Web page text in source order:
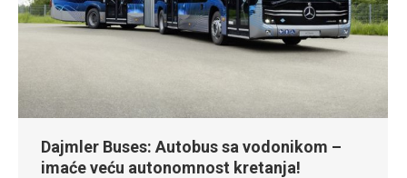
Dajmler Buses: Autobus sa vodonikom –
imaće veću autonomnost kretanja!